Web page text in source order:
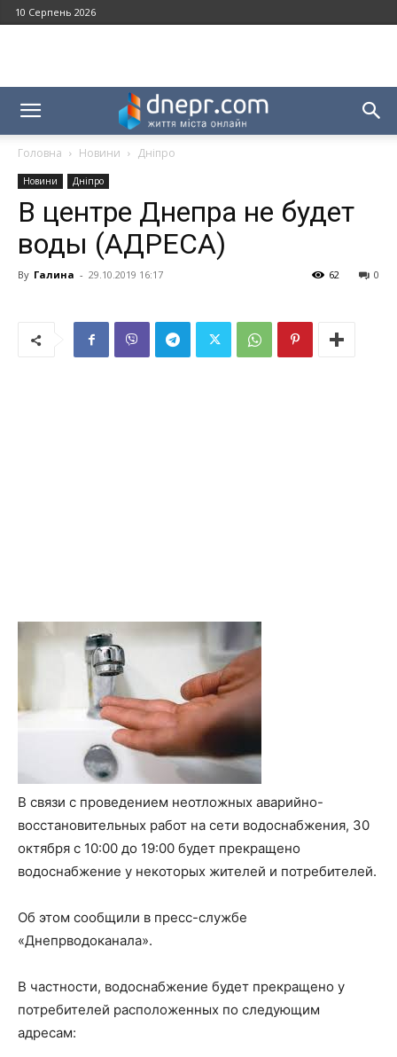
10 Серпень 2026
Головна Новини Дніпро
Новини Дніпро
В центре Днепра не будет
воды (АДРЕСА)
By Галина - 29.10.2019 16:17 0
62
В связи с проведением неотложных аварийно-
восстановительных работ на сети водоснабжения, 30
октября с 10:00 до 19:00 будет прекращено
водоснабжение у некоторых жителей и потребителей.
Об этом сообщили в пресс-службе
«Днепрводоканала».
В частности, водоснабжение будет прекращено у
потребителей расположенных по следующим
адресам: